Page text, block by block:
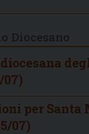
per Santa
07)